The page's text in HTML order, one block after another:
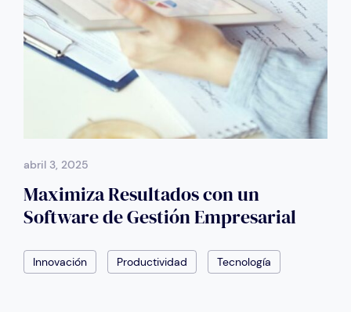
abril 3, 2025
Maximiza Resultados con un
Software de Gestión Empresarial
Innovación Productividad Tecnología